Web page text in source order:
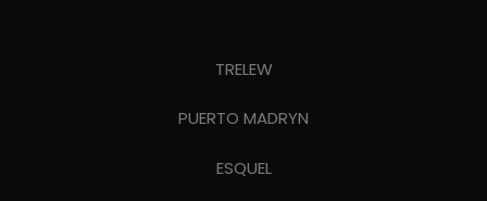
TRELEW
PUERTO MADRYN
ESQUEL